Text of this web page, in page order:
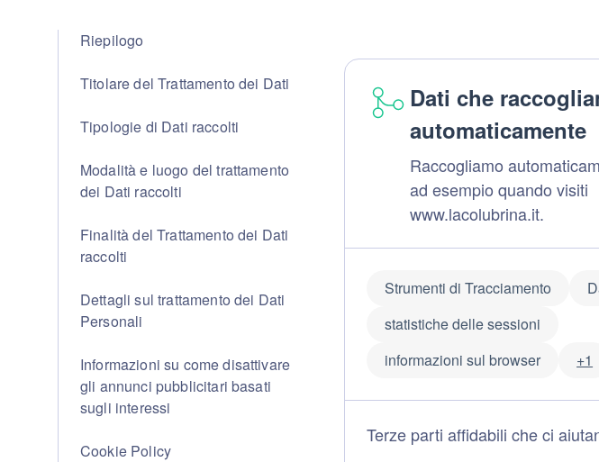
Riepilogo
Titolare del Trattamento dei Dati
Tipologie di Dati raccolti
Modalità e luogo del trattamento
dei Dati raccolti
Finalità del Trattamento dei Dati
raccolti
Dettagli sul trattamento dei Dati
Personali
Informazioni su come disattivare
gli annunci pubblicitari basati
sugli interessi
Cookie Policy
Dati che
automaticamente
Raccogliamo
ad esempio quando visiti
www.lacolubrina.it.
Strumenti di Tracciamento
statistiche delle sessioni
informazioni sul browser
+1
Terze parti affidabili che ci